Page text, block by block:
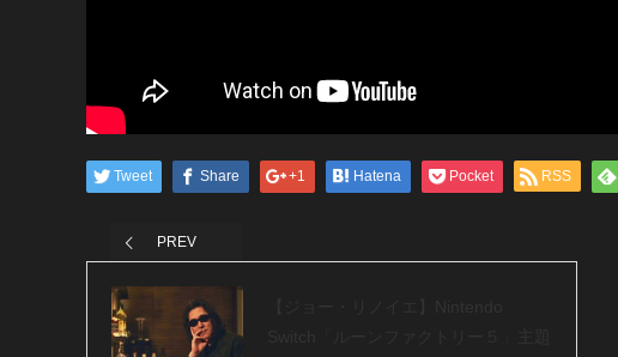
Tweet Share +1 Hatena Pocket RSS
PREV